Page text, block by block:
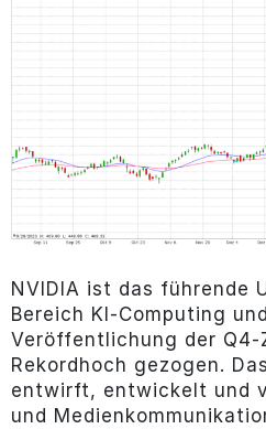
NVIDIA ist das führende
Bereich KI-Computing
Veröffentlichung der Q4-
Rekordhoch gezogen.
entwirft, entwickelt und
und